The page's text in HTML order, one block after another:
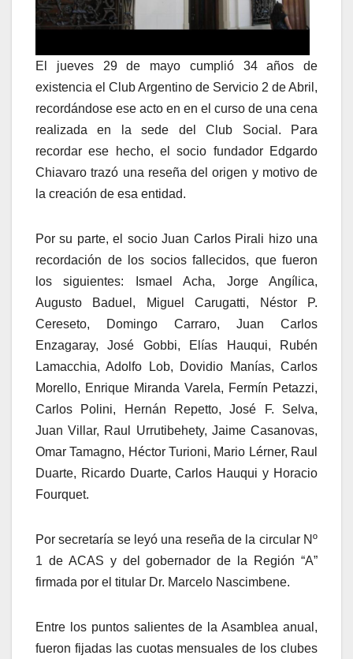
El jueves 29 de mayo cumplió 34 años de
existencia el Club Argentino de Servicio 2 de Abril,
recordándose ese acto en en el curso de una cena
realizada en la sede del Club Social. Para
recordar ese hecho, el socio fundador Edgardo
Chiavaro trazó una reseña del origen y motivo de
la creación de esa entidad.
Por su parte, el socio Juan Carlos Pirali hizo una
recordación de los socios fallecidos, que fueron
los siguientes: Ismael Acha, Jorge Angílica,
Augusto Baduel, Miguel Carugatti, Néstor P.
Cereseto, Domingo Carraro, Juan Carlos
Enzagaray, José Gobbi, Elías Hauqui, Rubén
Lamacchia, Adolfo Lob, Dovidio Manías, Carlos
Morello, Enrique Miranda Varela, Fermín Petazzi,
Carlos Polini, Hernán Repetto, José F. Selva,
Juan Villar, Raul Urrutibehety, Jaime Casanovas,
Omar Tamagno, Héctor Turioni, Mario Lérner, Raul
Duarte, Ricardo Duarte, Carlos Hauqui y Horacio
Fourquet.
Por secretaría se leyó una reseña de la circular Nº
1 de ACAS y del gobernador de la Región “A”
firmada por el titular Dr. Marcelo Nascimbene.
Entre los puntos salientes de la Asamblea anual,
fueron fijadas las cuotas mensuales de los clubes